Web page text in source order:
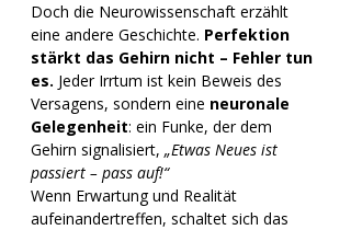
Doch die Neurowissenschaft erzählt
eine andere Geschichte. Perfektion
stärkt das Gehirn nicht – Fehler tun
es. Jeder Irrtum ist kein Beweis des
Versagens, sondern eine neuronale
Gelegenheit: ein Funke, der dem
Gehirn signalisiert, „Etwas Neues ist
passiert – pass auf!“
Wenn Erwartung und Realität
aufeinandertreffen, schaltet sich das